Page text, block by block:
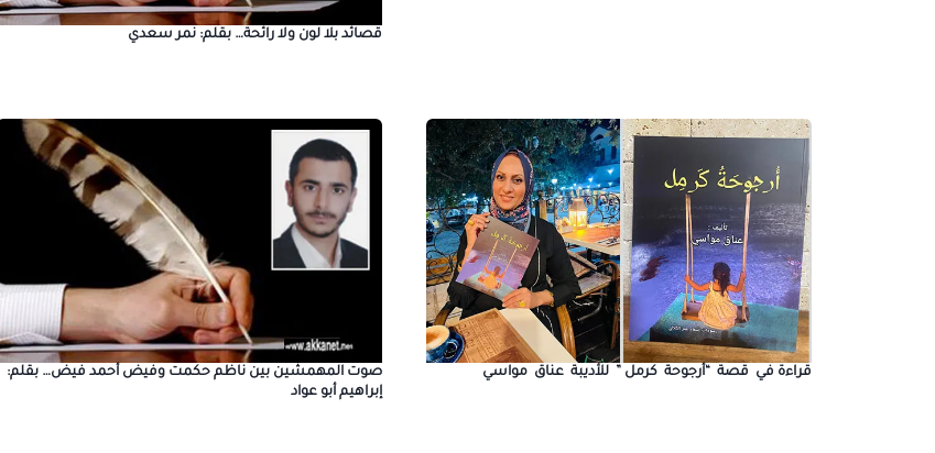
قصائد بلا لون ولا رائحة… بقلم: نمر سعدي
قراءة في قصة “أرجوحة كرمل ” للأديبة عناق مواسي
صوت المهمشين بين ناظم حكمت وفيض أحمد فيض… بقلم:
إبراهيم أبو عواد